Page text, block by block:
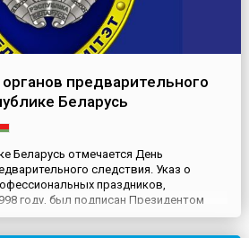
предварительного
Беларусь
Беларусь отмечается День
следствия. Указ о
праздников,
году, был подписан Президентом
даты для Дня следователя было